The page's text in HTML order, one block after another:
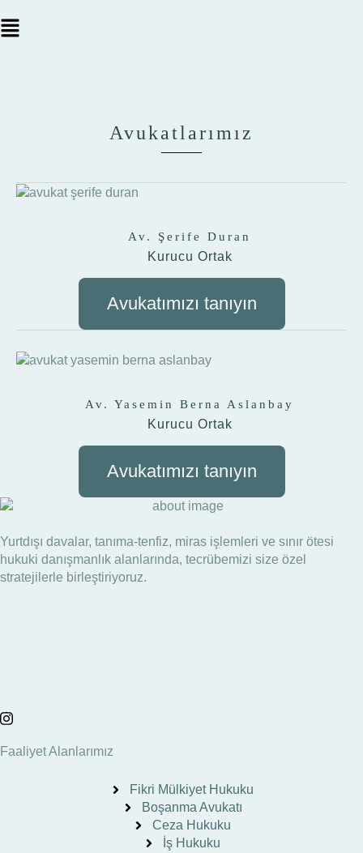
Avukatlarımız
Av. Şerife Duran
Kurucu Ortak
Avukatımızı tanıyın
Av. Yasemin Berna Aslanbay
Kurucu Ortak
Avukatımızı tanıyın
Yurtdışı davalar, tanıma-tenfiz, miras işlemleri ve sınır ötesi
hukuki danışmanlık alanlarında, tecrübemizi size özel
stratejilerle birleştiriyoruz.
Faaliyet Alanlarımız
Fikri Mülkiyet Hukuku
Boşanma Avukatı
Ceza Hukuku
İş Hukuku